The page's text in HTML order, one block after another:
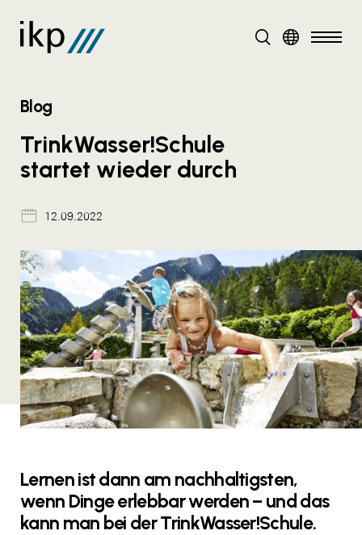
DE
Blog
TrinkWasser!Schule
startet wieder durch
12.09.2022
Lernen ist dann am nachhaltigsten,
wenn Dinge erlebbar werden – und das
kann man bei der TrinkWasser!Schule.